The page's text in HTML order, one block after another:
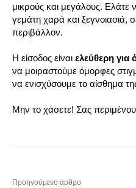
μικρούς και μεγάλους.
γεμάτη χαρά και ξεγνοιασιά,
περιβάλλον.
Η είσοδος είναι ελεύθερη για
να μοιραστούμε όμορφες
να ενισχύσουμε το αίσθημα
Μην το χάσετε! Σας
Προηγούμενο άρθρο